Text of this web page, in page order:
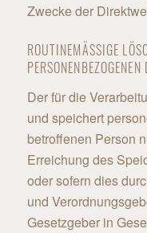
Zwecke der
ROUTINEMÄSSIGE
ERSONENBEZOGENEN
Der für die
und speichert
betroffenen Person
Erreichung des
oder sofern dies
und
Gesetzgeber in